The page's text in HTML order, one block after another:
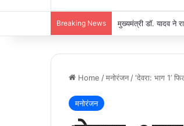
Breaking News मुख्यमंत्री डॉ. यादव ने
Home /मनोरंजन /‘देवरा: भाग 1’
मनोरंजन